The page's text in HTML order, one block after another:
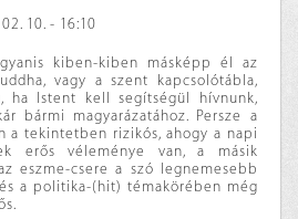
02. 10. - 16:10
kiben-kiben másképp él az
vagy a szent kapcsolótábla,
ha Istent kell segítségül hívnunk,
bármi magyarázatához. Persze a
a tekintetben rizikós, ahogy a napi
erős véleménye van, a másik
eszme-csere a szó legnemesebb
a politika-(hit) témakörében még